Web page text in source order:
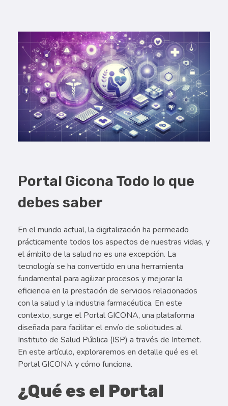
Portal Gicona Todo lo que
debes saber
En el mundo actual, la digitalización ha permeado
prácticamente todos los aspectos de nuestras vidas, y
el ámbito de la salud no es una excepción. La
tecnología se ha convertido en una herramienta
fundamental para agilizar procesos y mejorar la
eficiencia en la prestación de servicios relacionados
con la salud y la industria farmacéutica. En este
contexto, surge el Portal GICONA, una plataforma
diseñada para facilitar el envío de solicitudes al
Instituto de Salud Pública (ISP) a través de Internet.
En este artículo, exploraremos en detalle qué es el
Portal GICONA y cómo funciona.
¿Qué es el Portal